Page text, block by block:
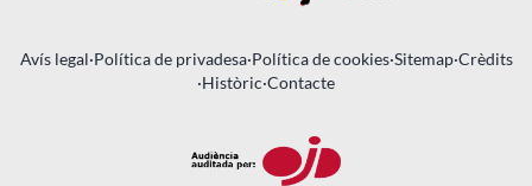
Avís legal·Política de privadesa·Política de cookies·Sitemap·Crèdits
·Històric·Contacte